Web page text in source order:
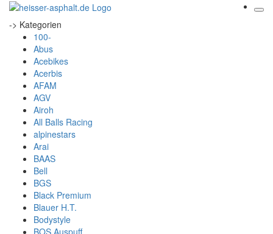
-> Kategorien
100-
Abus
Acebikes
Acerbis
AFAM
AGV
Airoh
All Balls Racing
alpinestars
Arai
BAAS
Bell
BGS
Black Premium
Blauer H.T.
Bodystyle
BOS Auspuff